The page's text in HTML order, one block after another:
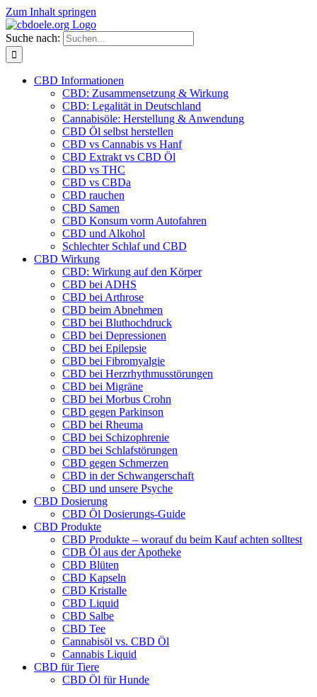
Zum Inhalt springen
Suche nach:
CBD Informationen
CBD: Zusammensetzung & Wirkung
CBD: Legalität in Deutschland
Cannabisöle: Herstellung & Anwendung
CBD Öl selbst herstellen
CBD vs Cannabis vs Hanf
CBD Extrakt vs CBD Öl
CBD vs THC
CBD vs CBDa
CBD rauchen
CBD Samen
CBD Konsum vorm Autofahren
CBD und Alkohol
Schlechter Schlaf und CBD
CBD Wirkung
CBD: Wirkung auf den Körper
CBD bei ADHS
CBD bei Arthrose
CBD beim Abnehmen
CBD bei Bluthochdruck
CBD bei Depressionen
CBD bei Epilepsie
CBD bei Fibromyalgie
CBD bei Herzrhythmusstörungen
CBD bei Migräne
CBD bei Morbus Crohn
CBD gegen Parkinson
CBD bei Rheuma
CBD bei Schizophrenie
CBD bei Schlafstörungen
CBD gegen Schmerzen
CBD in der Schwangerschaft
CBD und unsere Psyche
CBD Dosierung
CBD Öl Dosierungs-Guide
CBD Produkte
CBD Produkte – worauf du beim Kauf achten solltest
CDB Öl aus der Apotheke
CBD Blüten
CBD Kapseln
CBD Kristalle
CBD Liquid
CBD Salbe
CBD Tee
Cannabisöl vs. CBD Öl
Cannabis Liquid
CBD für Tiere
CBD Öl für Hunde